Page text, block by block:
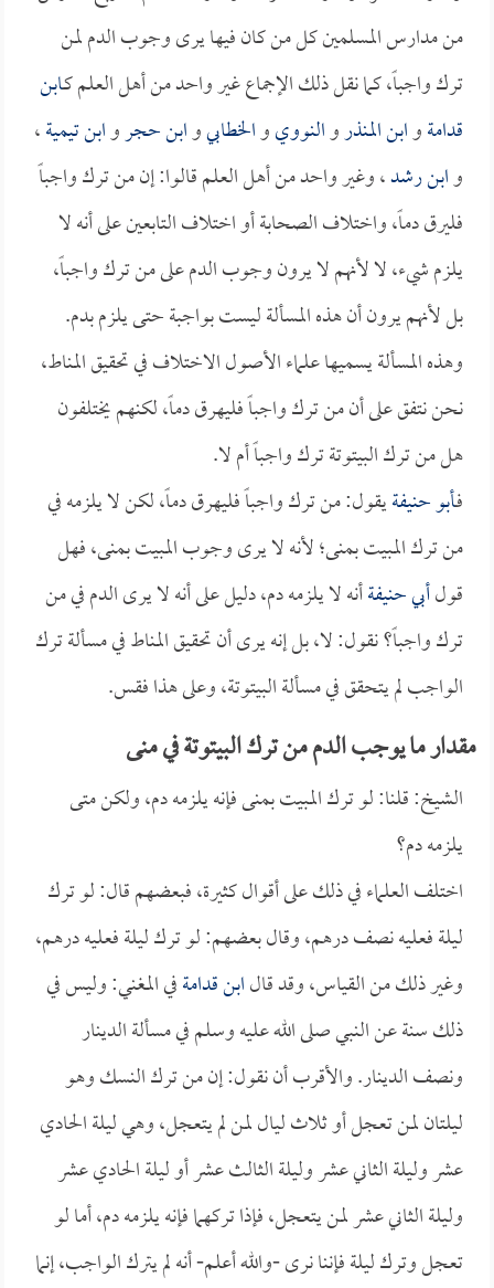
من مدارس المسلمين كل من كان فيها يرى وجوب الدم لمن
ترك واجباً، كما نقل ذلك الإجماع غير واحد من أهل العلم كـابن
قدامةوابن المنذروالنوويوالخطابيوابن حجروابن تيمية،
وابن رشد، وغير واحد من أهل العلم قالوا: إن من ترك واجباً
فليرق دماً، واختلاف الصحابة أو اختلاف التابعين على أنه لا
يلزم شيء، لا لأنهم لا يرون وجوب الدم على من ترك واجباً،
بل لأنهم يرون أن هذه المسألة ليست بواجبة حتى يلزم بدم.
وهذه المسألة يسميها علماء الأصول الاختلاف في تحقيق المناط،
نحن نتفق على أن من ترك واجباً فليهرق دماً، لكنهم يختلفون
هل من ترك البيتوتة ترك واجباً أم لا.
فـأبو حنيفةيقول: من ترك واجباً فليهرق دماً، لكن لا يلزمه في
من ترك المبيت بمنى؛ لأنه لا يرى وجوب المبيت بمنى، فهل
قولأبي حنيفةأنه لا يلزمه دم، دليل على أنه لا يرى الدم في من
ترك واجباً؟ نقول: لا، بل إنه يرى أن تحقيق المناط في مسألة ترك
الواجب لم يتحقق في مسألة البيتوتة، وعلى هذا فقس.
مقدار ما يوجب الدم من ترك البيتوتة في منى
الشيخ: قلنا: لو ترك المبيت بمنى فإنه يلزمه دم، ولكن متى
يلزمه دم؟
اختلف العلماء في ذلك على أقوال كثيرة، فبعضهم قال: لو ترك
ليلة فعليه نصف درهم، وقال بعضهم: لو ترك ليلة فعليه درهم،
وغير ذلك من القياس، وقد قالابن قدامةفي المغني: وليس في
ذلك سنة عن النبي صلى الله عليه وسلم في مسألة الدينار
ونصف الدينار. والأقرب أن نقول: إن من ترك النسك وهو
ليلتان لمن تعجل أو ثلاث ليال لمن لم يتعجل، وهي ليلة الحادي
عشر وليلة الثاني عشر وليلة الثالث عشر أو ليلة الحادي عشر
وليلة الثاني عشر لمن يتعجل، فإذا تركهما فإنه يلزمه دم، أما لو
تعجل وترك ليلة فإننا نرى -والله أعلم- أنه لم يترك الواجب، إنما